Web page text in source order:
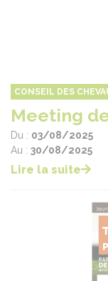
CONSEIL DES
Meeting
Du : 03/08/2025
Au : 30/08/2025
Lire la suite